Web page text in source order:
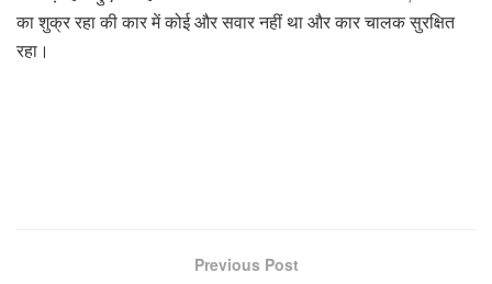
का शुक्र रहा की कार में कोई और सवार नहीं था और कार चालक सुरक्षित
रहा।
Previous Post